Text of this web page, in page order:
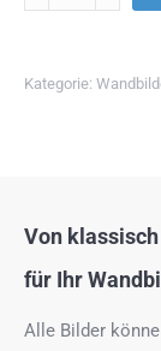
Kategorie:
Von
für Ihr
Alle Bilder